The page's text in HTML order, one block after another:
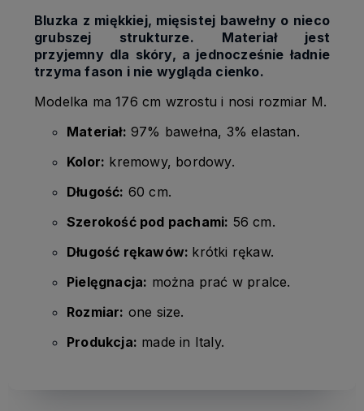
Bluzka z miękkiej, mięsistej bawełny o nieco
grubszej strukturze. Materiał jest
przyjemny dla skóry, a jednocześnie ładnie
trzyma fason i nie wygląda cienko.
Modelka ma 176 cm wzrostu i nosi rozmiar M.
Materiał: 97% bawełna, 3% elastan.
Kolor: kremowy, bordowy.
Długość: 60 cm.
Szerokość pod pachami: 56 cm.
Długość rękawów: krótki rękaw.
Pielęgnacja: można prać w pralce.
Rozmiar: one size.
Produkcja: made in Italy.